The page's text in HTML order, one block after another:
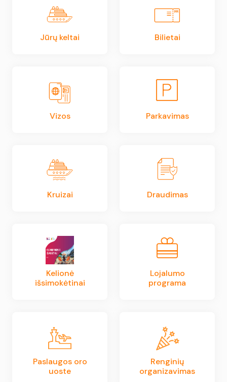
Jūrų keltai Bilietai
Vizos Parkavimas
Kruizai Draudimas
Kelionė
išsimokėtinai
Lojalumo
programa
Paslaugos oro
uoste
Renginių
organizavimas